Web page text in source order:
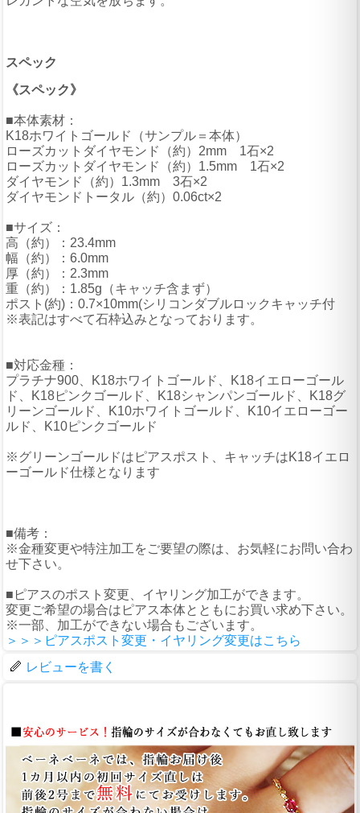
スペック
《スペック》
■本体素材：
K18ホワイトゴールド（サンプル＝本体）
ローズカットダイヤモンド（約）2mm 1石×2
ローズカットダイヤモンド（約）1.5mm 1石×2
ダイヤモンド（約）1.3mm 3石×2
ダイヤモンドトータル（約）0.06ct×2
■サイズ：
高（約）：23.4mm
幅（約）：6.0mm
厚（約）：2.3mm
重（約）：1.85g（キャッチ含まず）
ポスト(約)：0.7×10mm(シリコンダブルロックキャッチ付
※表記はすべて石枠込みとなっております。
■対応金種：
プラチナ900、K18ホワイトゴールド、K18イエローゴール
ド、K18ピンクゴールド、K18シャンパンゴールド、K18グ
リーンゴールド、K10ホワイトゴールド、K10イエローゴー
ルド、K10ピンクゴールド
※グリーンゴールドはピアスポスト、キャッチはK18イエロ
ーゴールド仕様となります
■備考：
※金種変更や特注加工をご要望の際は、お気軽にお問い合わ
せ下さい。
■ピアスのポスト変更、イヤリング加工ができます。
変更ご希望の場合はピアス本体とともにお買い求め下さい。
※一部、加工ができない場合もございます。
＞＞＞ピアスポスト変更・イヤリング変更はこちら
レビューを書く